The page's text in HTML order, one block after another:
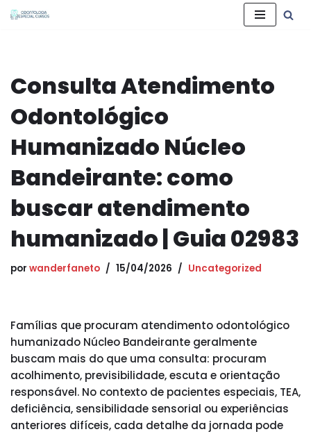
conteúdo
Consulta Atendimento
Odontológico
Humanizado Núcleo
Bandeirante: como
buscar atendimento
humanizado | Guia 02983
por wanderfaneto 15/04/2026 Uncategorized
Famílias que procuram atendimento odontológico
humanizado Núcleo Bandeirante geralmente
buscam mais do que uma consulta: procuram
acolhimento, previsibilidade, escuta e orientação
responsável. No contexto de pacientes especiais, TEA,
deficiência, sensibilidade sensorial ou experiências
anteriores difíceis, cada detalhe da jornada pode